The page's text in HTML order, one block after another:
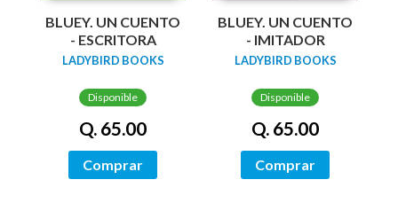
BLUEY. UN CUENTO
- ESCRITORA
LADYBIRD BOOKS
Disponible
Q. 65.00
Comprar
BLUEY. UN CUENTO
- IMITADOR
LADYBIRD BOOKS
Disponible
Q. 65.00
Comprar